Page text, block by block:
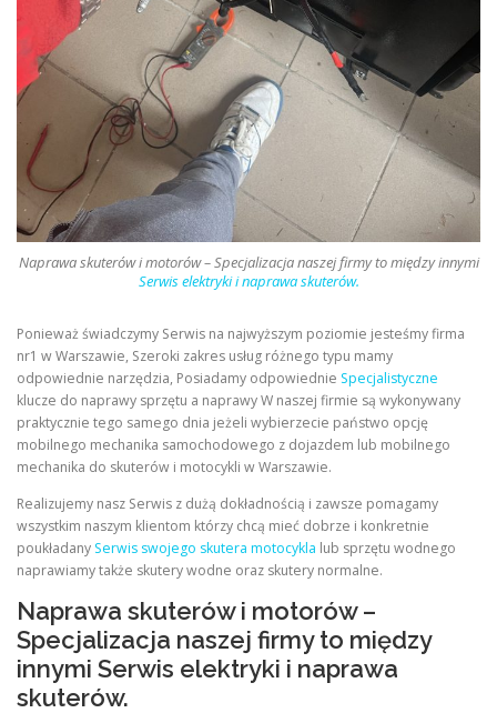
Naprawa skuterów i motorów – Specjalizacja naszej firmy to między innymi
Serwis elektryki i naprawa skuterów.
Ponieważ świadczymy Serwis na najwyższym poziomie jesteśmy firma
nr1 w Warszawie, Szeroki zakres usług różnego typu mamy
odpowiednie narzędzia, Posiadamy odpowiednie Specjalistyczne
klucze do naprawy sprzętu a naprawy W naszej firmie są wykonywany
praktycznie tego samego dnia jeżeli wybierzecie państwo opcję
mobilnego mechanika samochodowego z dojazdem lub mobilnego
mechanika do skuterów i motocykli w Warszawie.
Realizujemy nasz Serwis z dużą dokładnością i zawsze pomagamy
wszystkim naszym klientom którzy chcą mieć dobrze i konkretnie
poukładany Serwis swojego skutera motocykla lub sprzętu wodnego
naprawiamy także skutery wodne oraz skutery normalne.
Naprawa skuterów i motorów –
Specjalizacja naszej firmy to między
innymi Serwis elektryki i naprawa
skuterów.